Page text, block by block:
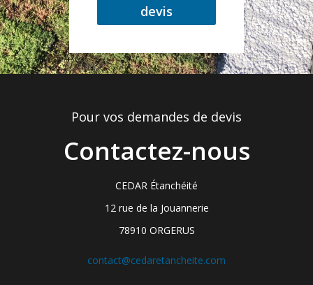
devis
Pour vos demandes de devis
Contactez-nous
CEDAR Étanchéité
12 rue de la Jouannerie
78910 ORGERUS
contact@cedaretancheite.com